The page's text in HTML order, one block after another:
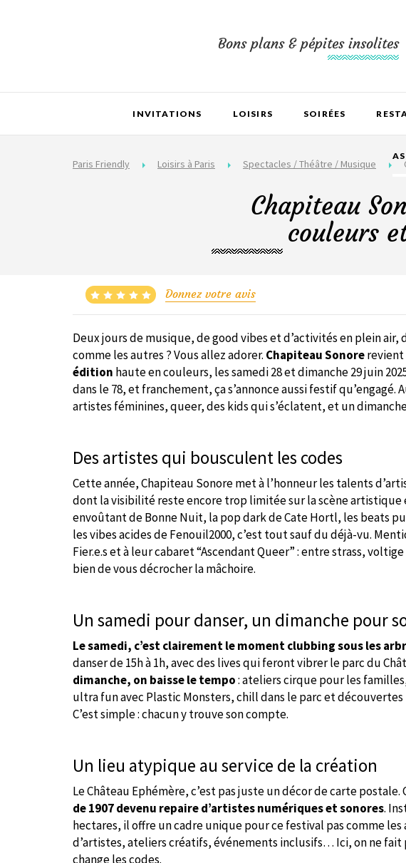
Bons plans & pépites insolites
INVITATIONS LOISIRS SOIRÉES
Paris Friendly Loisirs à Paris Spectacles / Théâtre / Musique
Chapiteau
couleurs
Donnez votre avis
Deux jours de musique, de good vibes et d’activités en plein air,
comme les autres ? Vous allez adorer. Chapiteau Sonore
édition haute en couleurs, les samedi 28 et dimanche 29 juin
dans le 78, et franchement, ça s’annonce aussi festif qu’engagé.
artistes féminines, queer, des kids qui s’éclatent, et un
Des artistes qui bousculent les codes
Cette année, Chapiteau Sonore met à l’honneur les talents
dont la visibilité reste encore trop limitée sur la scène
envoûtant de Bonne Nuit, la pop dark de Cate Hortl, les beats
les vibes acides de Fenouil2000, c’est tout sauf du déjà-vu.
Fier.e.s et à leur cabaret “Ascendant Queer” : entre strass,
bien de vous décrocher la mâchoire.
Un samedi pour danser, un dimanche pour
Le samedi, c’est clairement le moment clubbing sous les
danser de 15h à 1h, avec des lives qui feront vibrer le parc du
dimanche, on baisse le tempo: ateliers cirque pour les
ultra fun avec Plastic Monsters, chill dans le parc et
C’est simple : chacun y trouve son compte.
Un lieu atypique au service de la création
Le Château Ephémère, c’est pas juste un décor de carte postale.
de 1907 devenu repaire d’artistes numériques et sonores.
hectares, il offre un cadre unique pour ce festival pas comme les
d’artistes, ateliers créatifs, événements inclusifs… Ici, on ne fait
change les codes.